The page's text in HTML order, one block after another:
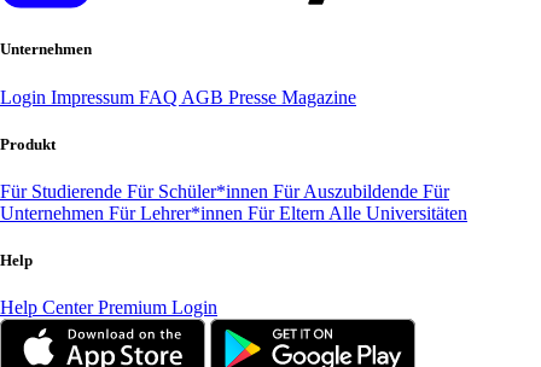
Unternehmen
Login Impressum FAQ AGB Presse Magazine
Produkt
Für Studierende Für Schüler*innen Für Auszubildende Für
Unternehmen Für Lehrer*innen Für Eltern Alle Universitäten
Help
Help CenterPremium Login